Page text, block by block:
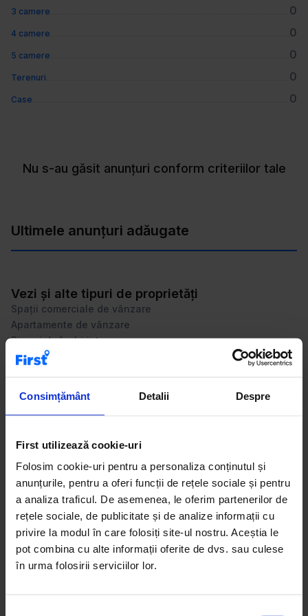
Consimțământ Detalii Despre
First utilizează cookie-uri
Folosim cookie-uri pentru a personaliza conținutul și
anunțurile, pentru a oferi funcții de rețele sociale și pentru
a analiza traficul. De asemenea, le oferim partenerilor de
rețele sociale, de publicitate și de analize informații cu
privire la modul în care folosiți site-ul nostru. Aceștia le
pot combina cu alte informații oferite de dvs. sau culese
în urma folosirii serviciilor lor.
3 camere 0
4 camere 0
5 camere 0
Terenuri 0
Case 0
Nu s-au găsit anunțuri conform criteriilor tale
Ultimele anunțuri adăugate
Vezi și alte tipuri de proprietăți
Spații comerciale de vânzare
Apartamente de vânzare
Birouri de închiriat
Terenuri de vânzare
Categoria de birouri de vânzare de pe First.ro este
profesionale pentru activități de business. Aici găsești
birouri situate în clădiri de birouri moderne, imobile mixte
sau spații independente, amplasate în zone de business
consacrate. Anunțurile includ detalii clare despre
suprafață, compartimentare, facilități și acces, pentru a
susține o decizie informată. Platforma îți permite să
compari rapid ofertele și să identifici biroul care
corespunde nevoilor operaționale și bugetului tău. Sfat